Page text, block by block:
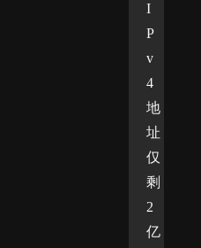
I
P
v
4
地
址
仅
剩
2
亿